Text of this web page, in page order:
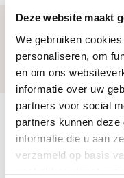
Deze website maakt
We gebruiken
personaliseren, om
en om ons
informatie over uw
partners voor social
partners kunnen
informatie die u aan
verzameld op basis
Zo
€